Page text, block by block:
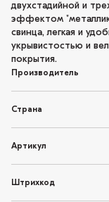
двухстадийной и
эффектом
свинца, легкая и
укрывистостью и
покрытия.
Производитель
Страна
Артикул
Штрихкод